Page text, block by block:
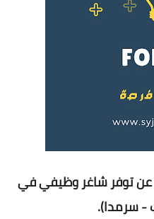
عن توفر شاغر وظيفي في
- سرمدا).